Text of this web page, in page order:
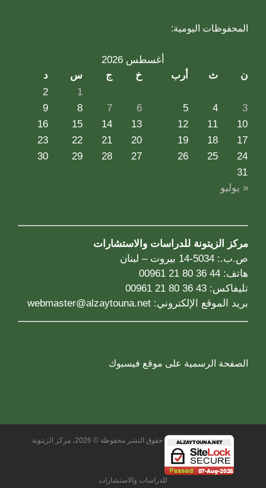
المحفوظات اليومية:
أغسطس 2026
ن
ث أرب خ ج س
د
1
2
3
4
5
6
7
8
9
10
11
12
13
14
15
16
17
18
19
20
21
22
23
24
25
26
27
28
29
30
31
« يوليو
مركز الزيتونة للدراسات والاستشارات
ص.ب.: 5034-14 بيروت – لبنان
هاتف: 44 36 80 21 00961
تليفاكس: 43 36 80 21 00961
بريد الموقع الإلكتروني: webmaster@alzaytouna.net
الصفحة الرسمية على موقع فيسبوك
حقوق النشر محفوظة © 2026، مركز الزيتونة
للدراسات والاستشارات